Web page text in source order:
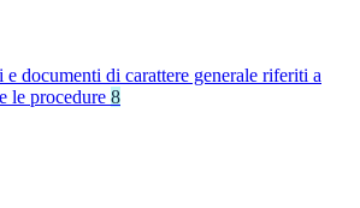
e documenti di carattere generale riferiti a
le procedure 8